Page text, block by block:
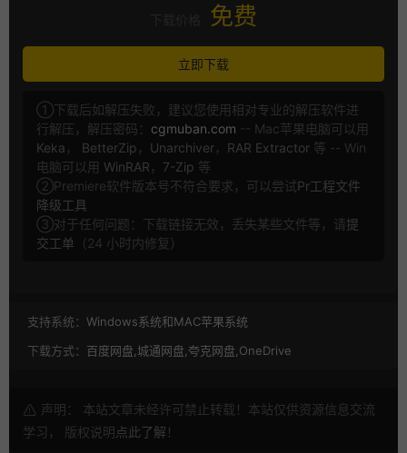
免费
立即下载
①下载后如解压失败，建议您使用相对专业的解压软件进
行解压，解压密码： cgmuban.com -- Mac苹果电脑可以用
Keka ， BetterZip ， Unarchiver， RAR Extractor 等 -- Win
电脑可以用 WinRAR ， 7-Zip 等
②Premiere软件版本号不符合要求，可以尝试Pr工程文件
降级工具
③对于任何问题：下载链接无效，丢失某些文件等，请提
交工单 （24 小时内修复）
支持系统： Windows系统和MAC苹果系统
下载方式： 百度网盘,城通网盘,夸克网盘,OneDrive
声明： 本站文章未经许可禁止转载！本站仅供资源信息交流
学习， 版权说明点此了解 ！